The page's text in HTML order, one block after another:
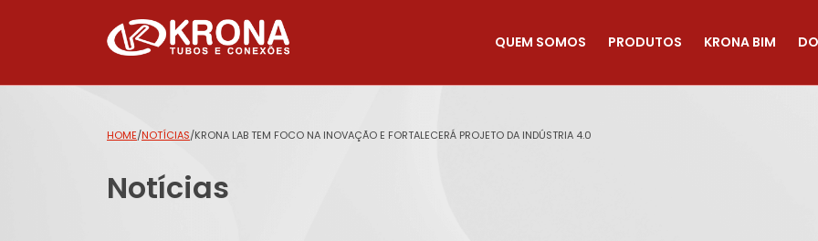
QUEM SOMOS PRODUTOS KRONA BIM
HOME/NOTÍCIAS/KRONA LAB TEM FOCO NA INOVAÇÃO E FORTALECERÁ PROJETO DA INDÚSTRIA 4.0
Notícias